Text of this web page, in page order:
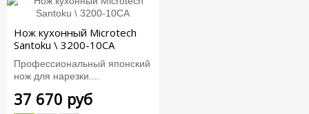
Нож кухонный Microtech
Santoku \ 3200-10CA
Профессиональный японский
нож для нарезки....
37 670 руб